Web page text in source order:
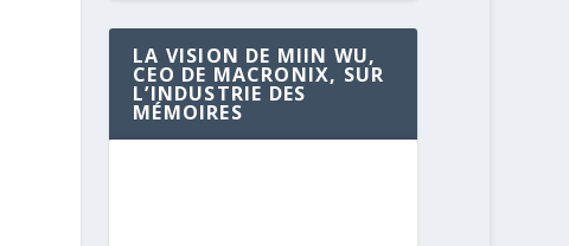
LA VISION DE MIIN WU,
CEO DE MACRONIX, SUR
L’INDUSTRIE DES
MÉMOIRES